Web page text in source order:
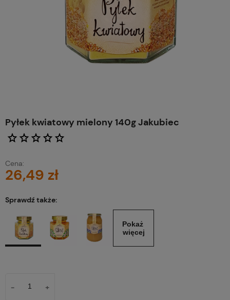
Pyłek kwiatowy mielony 140g Jakubiec
Cena:
26,49 zł
Sprawdź także:
Pokaż
więcej
+
-